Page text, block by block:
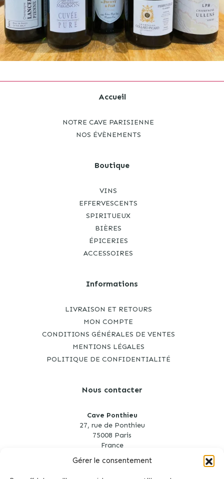
Gérer le consentement
Accueil
NOTRE CAVE PARISIENNE
NOS ÉVÈNEMENTS
Boutique
VINS
EFFERVESCENTS
SPIRITUEUX
BIÈRES
ÉPICERIES
ACCESSOIRES
Informations
LIVRAISON ET RETOURS
MON COMPTE
CONDITIONS GÉNÉRALES DE VENTES
MENTIONS LÉGALES
POLITIQUE DE CONFIDENTIALITÉ
Nous contacter
Cave Ponthieu
27, rue de Ponthieu
75008 Paris
France
cave.ponthieu@gmail.com